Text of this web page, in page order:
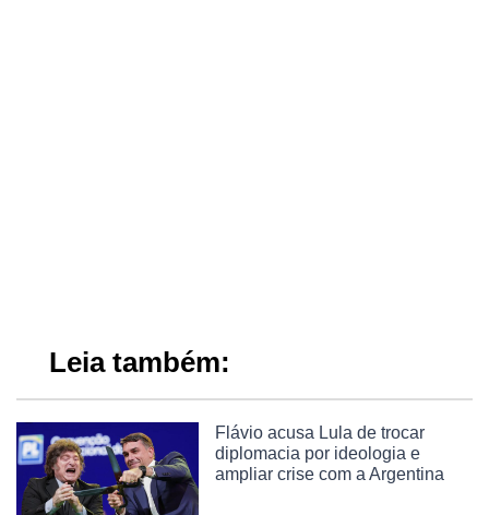
Leia também:
Flávio acusa Lula de trocar
diplomacia por ideologia e
ampliar crise com a Argentina